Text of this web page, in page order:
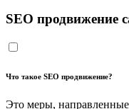
SEO продвижение
Что такое SEO продвижение?
Это меры,